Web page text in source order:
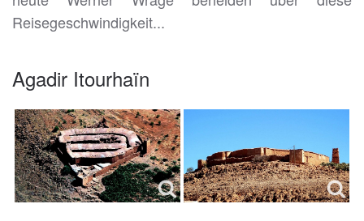
Reisegeschwindigkeit...
Agadir Itourhaïn